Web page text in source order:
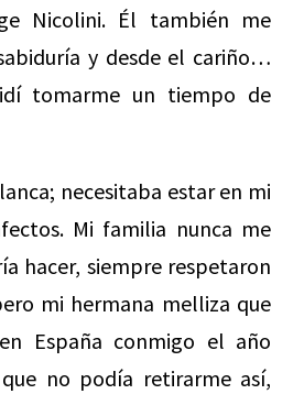
Nicolini. Él también me
y desde el cariño…
tomarme un tiempo de
necesitaba estar en mi
Mi familia nunca me
hacer, siempre respetaron
mi hermana melliza que
España conmigo el año
no podía retirarme así,